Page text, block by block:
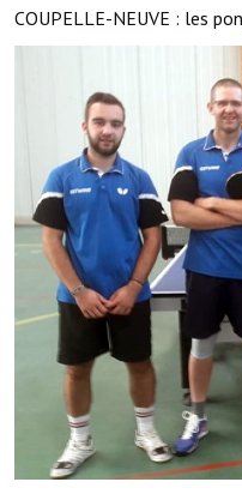
Nous contacter
Les foulées
ACCÈS RAPIDE
Démarches administratives
Projets et travaux en
Fêtes et manifestations
Numéros d'urgence
Terrains et maisons à
VOTRE MAIRIE
COUPELLE-NEUVE : les